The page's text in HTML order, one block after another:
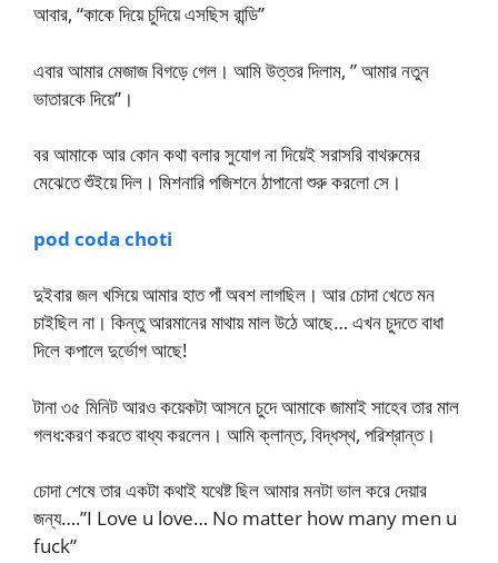
আবার, “কাকে দিয়ে চুদিয়ে এসছিস রান্ডি”
এবার আমার মেজাজ বিগড়ে গেল। আমি উত্তর দিলাম, ” আমার নতুন
ভাতারকে দিয়ে”।
বর আমাকে আর কোন কথা বলার সুযোগ না দিয়েই সরাসরি বাথরুমের
মেঝেতে শুঁইয়ে দিল। মিশনারি পজিশনে ঠাপানো শুরু করলো সে।
pod coda choti
দুইবার জল খসিয়ে আমার হাত পাঁ অবশ লাগছিল। আর চোদা খেতে মন
চাইছিল না। কিন্তু আরমানের মাথায় মাল উঠে আছে… এখন চুদতে বাধা
দিলে কপালে দুর্ভোগ আছে!
টানা ৩৫ মিনিট আরও কয়েকটা আসনে চুদে আমাকে জামাই সাহেব তার মাল
গলধ:করণ করতে বাধ্য করলেন। আমি ক্লান্ত, বিদ্ধস্থ, পরিশ্রান্ত।
চোদা শেষে তার একটা কথাই যথেষ্ট ছিল আমার মনটা ভাল করে দেয়ার
জন্য….”I Love u love… No matter how many men u
fuck”